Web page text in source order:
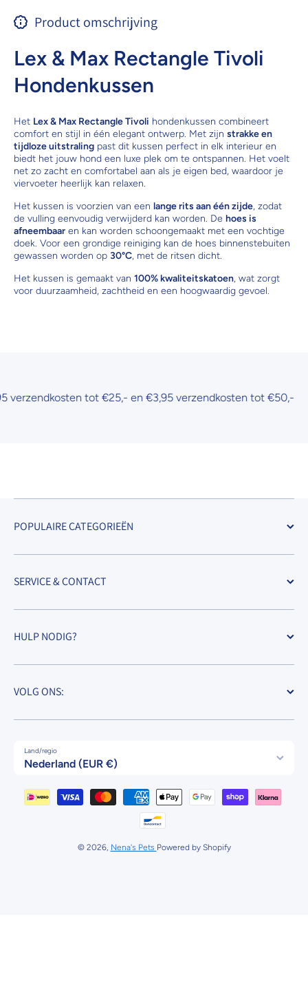
Product omschrijving
Lex & Max Rectangle Tivoli
Hondenkussen
Het Lex & Max Rectangle Tivoli hondenkussen combineert
comfort en stijl in één elegant ontwerp. Met zijn strakke en
tijdloze uitstraling past dit kussen perfect in elk interieur en
biedt het jouw hond een luxe plek om te ontspannen. Het voelt
net zo zacht en comfortabel aan als je eigen bed, waardoor je
viervoeter heerlijk kan relaxen.
Het kussen is voorzien van een lange rits aan één zijde, zodat
de vulling eenvoudig verwijderd kan worden. De hoes is
afneembaar en kan worden schoongemaakt met een vochtige
doek. Voor een grondige reiniging kan de hoes binnenstebuiten
gewassen worden op 30°C, met de ritsen dicht.
Het kussen is gemaakt van 100% kwaliteitskatoen, wat zorgt
voor duurzaamheid, zachtheid en een hoogwaardig gevoel.
tot €25,- en €3,95 verzendkosten tot €50,-
POPULAIRE CATEGORIEËN
SERVICE & CONTACT
HULP NODIG?
VOLG ONS:
Land/regio
Nederland (EUR €)
Betaalmethodes
© 2026, Nena's Pets Powered by Shopify